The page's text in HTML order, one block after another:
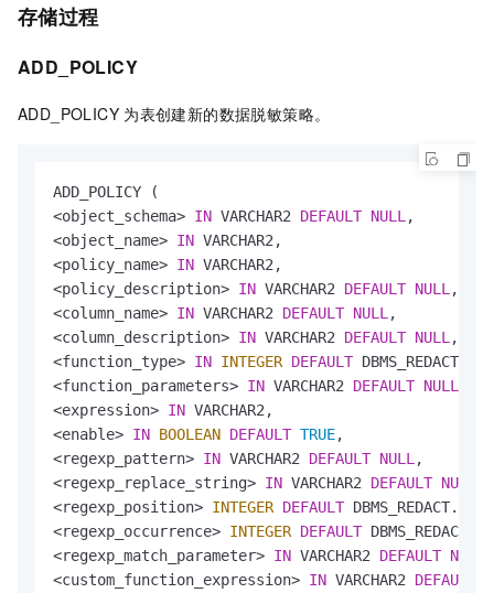
存储过程
ADD_POLICY
ADD_POLICY 为表创建新的数据脱敏策略。
<object_schema> IN VARCHAR2 DEFAULT NULL
<object_name> IN
<policy_name> IN
<policy_description> IN VARCHAR2 DEFAULT NULL
<column_name> IN VARCHAR2 DEFAULT NULL
<column_description> IN VARCHAR2 DEFAULT NULL
<function_type> IN INTEGER DEFAULT
<function_parameters> IN VARCHAR2 DEFAULT NULL
<expression> IN
<enable> IN BOOLEAN DEFAULT TRUE
<regexp_pattern> IN VARCHAR2 DEFAULT NULL
<regexp_replace_string> IN VARCHAR2 DEFAULT NULL
<regexp_position> INTEGER DEFAULT
<regexp_occurrence> INTEGER DEFAULT
<regexp_match_parameter> IN VARCHAR2 DEFAULT NULL
<custom_function_expression> IN VARCHAR2 DEFAULT